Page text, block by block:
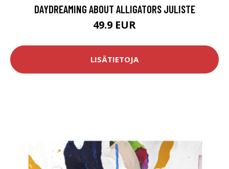
DAYDREAMING ABOUT ALLIGATORS JULISTE
49.9 EUR
LISÄTIETOJA